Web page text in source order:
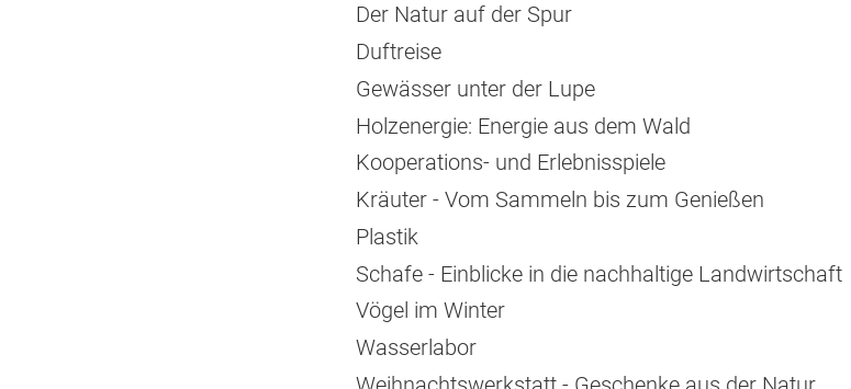
Der Natur auf der Spur
Duftreise
Gewässer unter der Lupe
Holzenergie: Energie aus dem Wald
Kooperations- und Erlebnisspiele
Kräuter - Vom Sammeln bis zum Genießen
Plastik
Schafe - Einblicke in die nachhaltige Landwirtschaft
Vögel im Winter
Wasserlabor